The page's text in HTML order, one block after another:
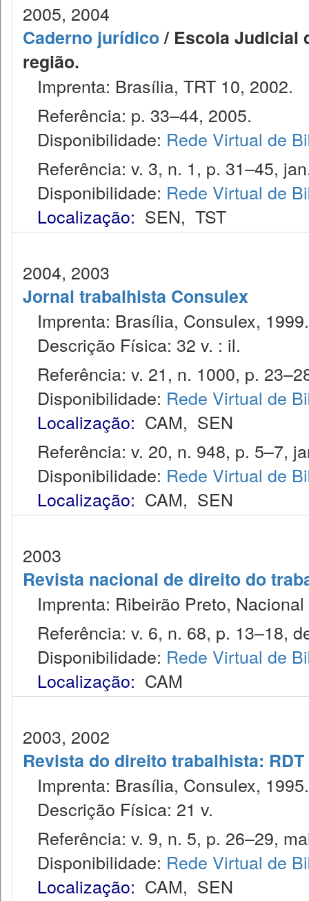
2005, 2004
Caderno jurídico/ Escola Judicial
região.
Imprenta: Brasília, TRT 10, 2002.
Referência: p. 33–44, 2005.
Disponibilidade: Rede Virtual de
Referência: v. 3, n. 1, p. 31–45,
Disponibilidade: Rede Virtual de
Localização: SEN, TST
2004, 2003
Jornal trabalhista Consulex
Imprenta: Brasília, Consulex, 1999.
Descrição Física: 32 v. : il.
Referência: v. 21, n. 1000, p.
Disponibilidade: Rede Virtual de
Localização: CAM, SEN
Referência: v. 20, n. 948, p. 5–7,
Disponibilidade: Rede Virtual de
Localização: CAM, SEN
2003
Revista nacional de direito do
Imprenta: Ribeirão Preto,
Referência: v. 6, n. 68, p. 13–18,
Disponibilidade: Rede Virtual de
Localização: CAM
2003, 2002
Revista do direito trabalhista: RDT
Imprenta: Brasília, Consulex, 1995.
Descrição Física: 21 v.
Referência: v. 9, n. 5, p. 26–29,
Disponibilidade: Rede Virtual de
Localização: CAM, SEN